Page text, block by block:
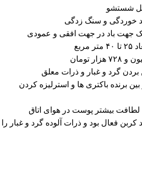
شستشو
خوردگی و سنگ زدگی
جهت باد در جهت افقی و عمودی
بردن گرد و غبار و ذرات معلق
برنده باکتری ها و استرلیزه کردن
کربن فعال بود و ذرات آلوده گرد و غبار را